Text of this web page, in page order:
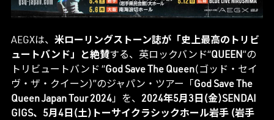
AEGXは、 米ローリングストーン誌が「史上最高のトリビ
ュートバンド」と絶賛する、英ロックバンド“QUEEN”の
トリビュートバンド “God Save The Queen(ゴッド・セイ
ヴ・ザ・クイーン)”のジャパン・ツアー「 God Save The
Queen Japan Tour 2024」を、 2024年5月3日(金)SENDAI
GIGS、5月4日(土)トーサイクラシックホール岩手 (岩手